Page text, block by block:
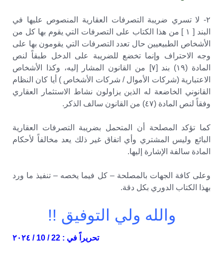
٢- لا تسري ضريبة التصرفات العقارية المنصوص عليها في
البند [ ۱ ] من هذا الكتاب على التصرفات التي يقوم بها كل من
الأشخاص الطبيعيين حال تعدد التصرفات التي يقومون بها على
وجه الاحتراف وإنما تخضع للضريبة على الدخل طبقاً لنص
المادة (۱۹) بند [۷] من القانون المشار إليه، وكذا الأشخاص
الاعتبارية (شركات الأموال / شركات الأشخاص ) أيا كان النظام
القانوني الخاضعة له الذين يزاولون نشاط الاستثمار العقاري
وفقاً لنص المادة (٤٧) من القانون سالف الذكر.
كما تؤكد المصلحة أن المتحمل بضريبة التصرفات العقارية
البائع وليس المشتري وأي اتفاق غير ذلك يعد مخالفاً لأحكام
المادة سالفة الإشارة إليها.
وعلى كافة الجهات بالمصلحة – كل فيما يخصه – تنفيذ ما ورد
بهذا الكتاب الدوري بكل دقة.
والله ولي التوفيق !!
تحريراً في : 22 / 10 / ٢٠٢٤